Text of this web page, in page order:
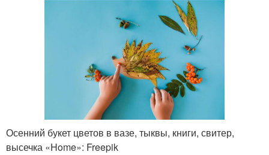
Осенний букет цветов в вазе, тыквы, книги, свитер,
высечка «Home»: Freepik